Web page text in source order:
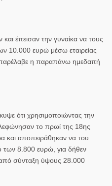
έπεισαν την γυναίκα να τους
10.000 ευρώ μέσω εταιρείας
η παραπάνω ημεδαπή
ότι χρησιμοποιώντας την
το πρωί της 18ης
και αποπειράθηκαν να του
των 8.800 ευρώ , για δήθεν
σύνταξη ύψους 28.000